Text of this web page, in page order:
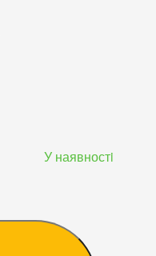
У наявностi